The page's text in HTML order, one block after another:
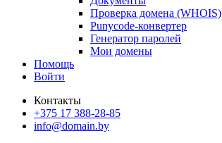
Проверка домена (WHOIS)
Punycode-конвертер
Генератор паролей
Мои домены
Помощь
Войти
Контакты
+375 17 388-28-85
info@domain.by